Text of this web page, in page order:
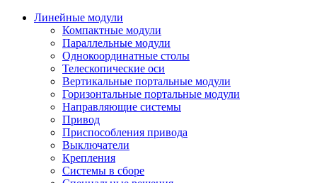
Линейные модули
Компактные модули
Параллельные модули
Однокоординатные столы
Телескопические оси
Вертикальные портальные модули
Горизонтальные портальные модули
Направляющие системы
Привод
Приспособления привода
Выключатели
Крепления
Системы в сборе